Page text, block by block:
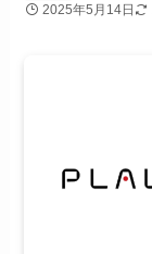
2025年5月14日